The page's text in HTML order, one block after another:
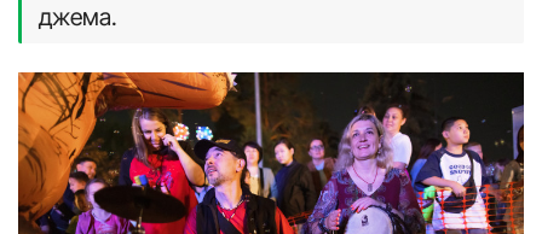
джема.